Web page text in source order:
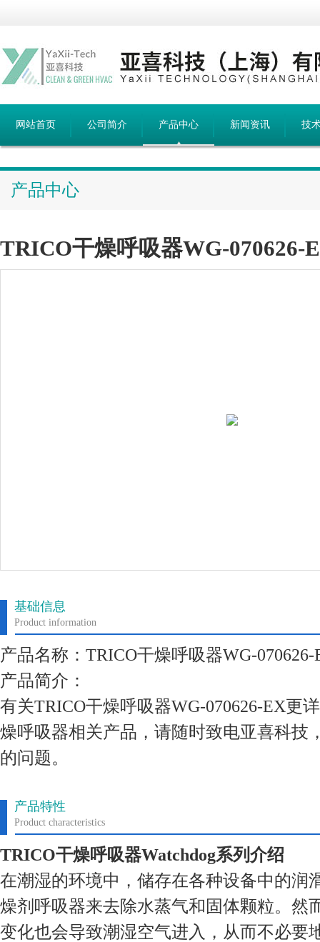
网站首页 公司简介 产品中心 新闻资讯 技
产品中心
TRICO干燥呼吸器WG-070626-
基础信息
Product information
产品名称：TRICO干燥呼吸器WG-070626-
产品简介：
有关TRICO干燥呼吸器WG-070626-EX更
燥呼吸器相关产品，请随时致电亚喜科技
的问题。
产品特性
Product characteristics
TRICO干燥呼吸器Watchdog系列介绍
在潮湿的环境中，储存在各种设备中的润
燥剂呼吸器来去除水蒸气和固体颗粒。然
变化也会导致潮湿空气进入，从而不必要